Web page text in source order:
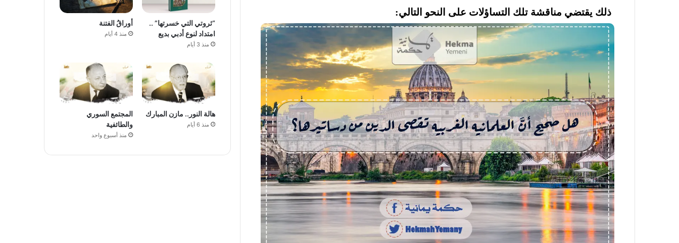
ذلك يقتضي مناقشة تلك التساؤلات على النحو التالي:
“ثروتي التي خسرتها” ..
امتداد لنوع أدبي بديع
منذ 3 أيام
أوراقُ الفتنة
منذ 4 أيام
هالة النور.. مازن المبارك
منذ 6 أيام
المجتمع السوري
والطائفية
منذ أسبوع واحد